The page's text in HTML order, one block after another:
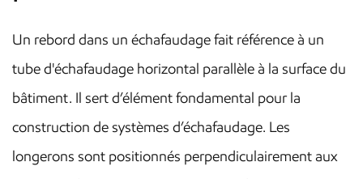
Un rebord dans un échafaudage fait référence à un
tube d'échafaudage horizontal parallèle à la surface du
bâtiment. Il sert d’élément fondamental pour la
construction de systèmes d’échafaudage. Les
longerons sont positionnés perpendiculairement aux